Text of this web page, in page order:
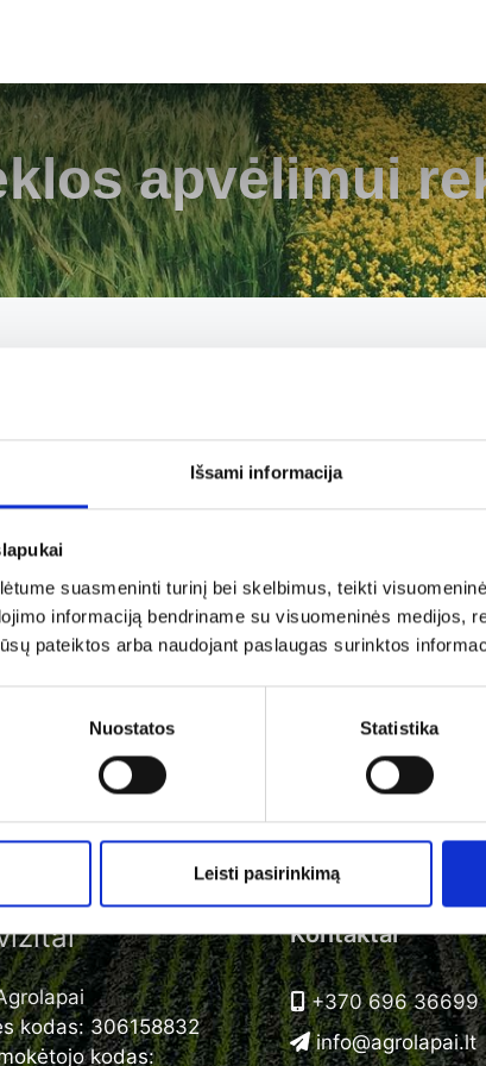
Išsami informacija
suasmeninti turinį bei skelbimus, teikti
informaciją bendriname su visuomeninės medijos,
pateiktos arba naudojant paslaugas surinktos
Nuostatos Statistika
Leisti pasirinkimą
apvėlimui
LEGUGUARD
Plačiau
kodas: 306158832
kodas:
Kontaktai
+370 696 36699
info@agrolapai.lt